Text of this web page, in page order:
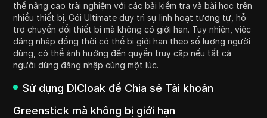
thể nâng cao trải nghiệm với các bài kiểm tra và bài học trên
nhiều thiết bị. Gói Ultimate duy trì sự linh hoạt tương tự, hỗ
trợ chuyển đổi thiết bị mà không có giới hạn. Tuy nhiên, việc
đăng nhập đồng thời có thể bị giới hạn theo số lượng người
dùng, có thể ảnh hưởng đến quyền truy cập nếu tất cả
người dùng đăng nhập cùng một lúc.
Sử dụng DICloak để Chia sẻ Tài khoản
Greenstick mà không bị giới hạn